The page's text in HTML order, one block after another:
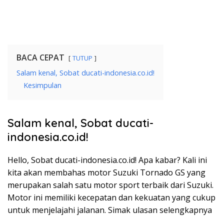
BACA CEPAT TUTUP
Salam kenal, Sobat ducati-indonesia.co.id!
Kesimpulan
Salam kenal, Sobat ducati-
indonesia.co.id!
Hello, Sobat ducati-indonesia.co.id! Apa kabar? Kali ini
kita akan membahas motor Suzuki Tornado GS yang
merupakan salah satu motor sport terbaik dari Suzuki.
Motor ini memiliki kecepatan dan kekuatan yang cukup
untuk menjelajahi jalanan. Simak ulasan selengkapnya